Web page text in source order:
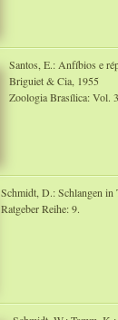
Santos, E.: Anfíbios e
Briguiet & Cia, 1955
Zoologia Brasílica: Vol.
Schmidt, D.: Schlangen in
Ratgeber Reihe: 9.